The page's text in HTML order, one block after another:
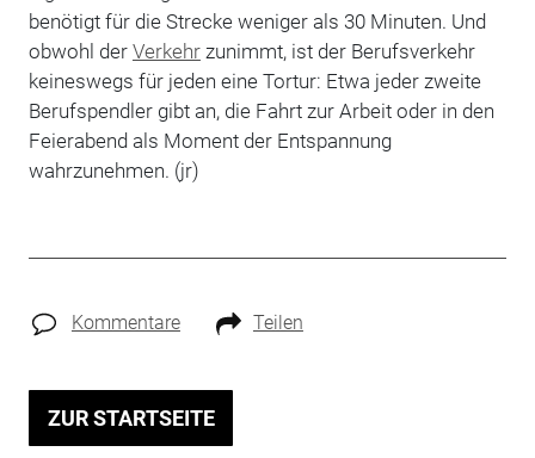
benötigt für die Strecke weniger als 30 Minuten. Und
obwohl der Verkehrzunimmt, ist der Berufsverkehr
keineswegs für jeden eine Tortur: Etwa jeder zweite
Berufspendler gibt an, die Fahrt zur Arbeit oder in den
Feierabend als Moment der Entspannung
wahrzunehmen. (jr)
Kommentare Teilen
ZUR STARTSEITE